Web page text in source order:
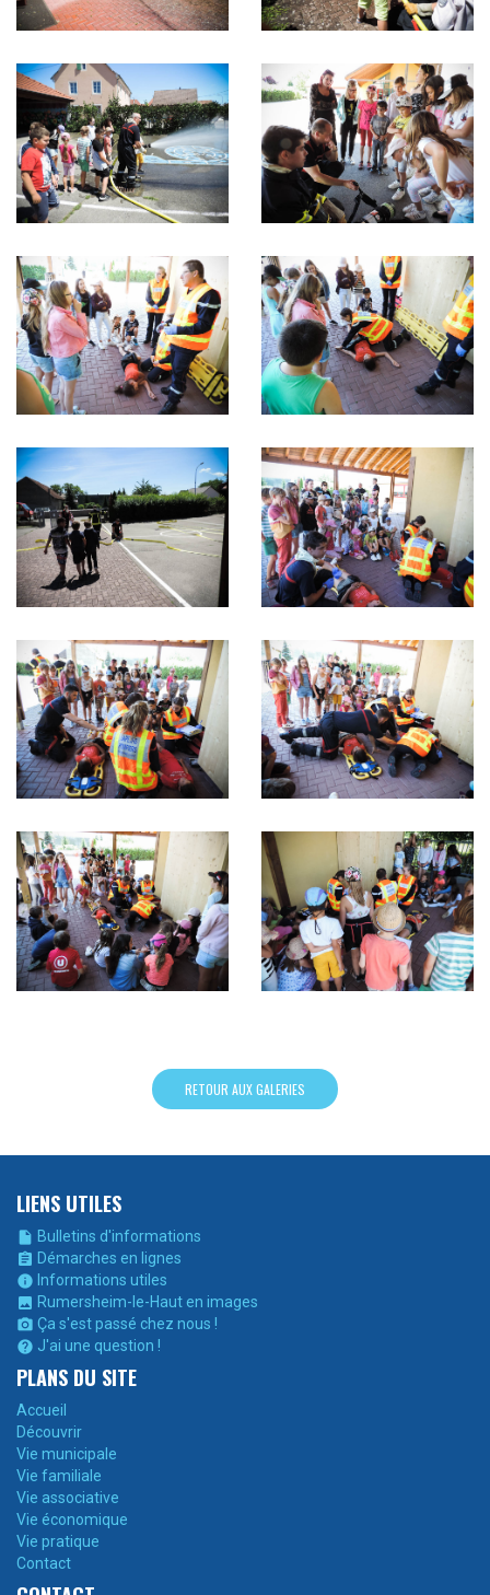
RETOUR AUX GALERIES
LIENS UTILES
 Bulletins d'informations
 Démarches en lignes
 Informations utiles
 Rumersheim-le-Haut en images
 Ça s'est passé chez nous !
 J'ai une question !
PLANS DU SITE
Accueil
Découvrir
Vie municipale
Vie familiale
Vie associative
Vie économique
Vie pratique
Contact